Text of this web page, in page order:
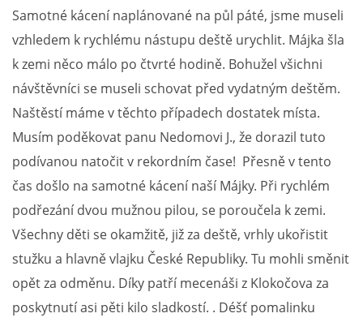
Samotné kácení naplánované na půl páté, jsme museli
vzhledem k rychlému nástupu deště urychlit. Májka šla
k zemi něco málo po čtvrté hodině. Bohužel všichni
návštěvníci se museli schovat před vydatným deštěm.
Naštěstí máme v těchto případech dostatek místa.
Musím poděkovat panu Nedomovi J., že dorazil tuto
podívanou natočit v rekordním čase! Přesně v tento
čas došlo na samotné kácení naší Májky. Při rychlém
podřezání dvou mužnou pilou, se poroučela k zemi.
Všechny děti se okamžitě, již za deště, vrhly ukořistit
stužku a hlavně vlajku České Republiky. Tu mohli směnit
opět za odměnu. Díky patří mecenáši z Klokočova za
poskytnutí asi pěti kilo sladkostí. . Déšť pomalinku